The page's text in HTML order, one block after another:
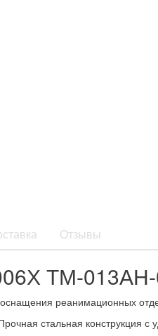
Отзывы
ТМ-
реанимационных
стальная